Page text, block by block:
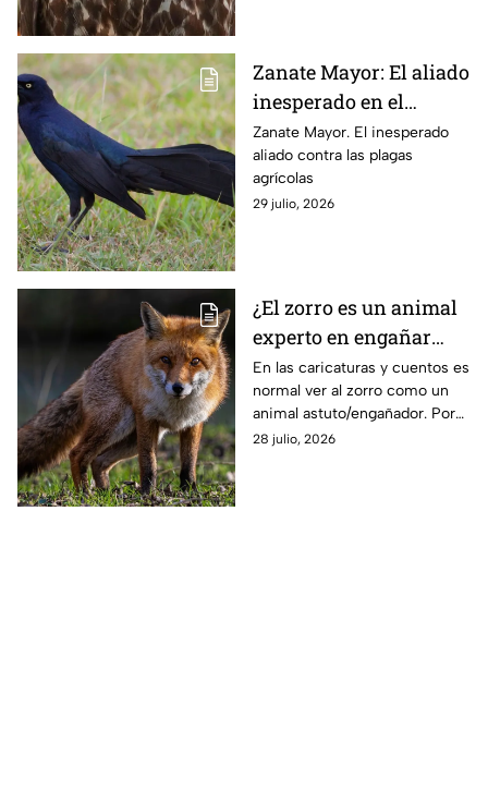
Zanate Mayor: El aliado
inesperado en el
control de plagas
agrícolas
Zanate Mayor. El inesperado
aliado contra las plagas
agrícolas
29 julio, 2026
¿El zorro es un animal
experto en engañar
como dicen los dibujos
animados?
En las caricaturas y cuentos es
normal ver al zorro como un
animal astuto/engañador. Por
eso en esta ocasión se
28 julio, 2026